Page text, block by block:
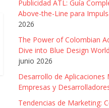
Publicidad ATL: Guía
Above-the-Line para
2026
The Power of Colombian
Dive into Blue Design
junio 2026
Desarrollo de Aplicaciones
Empresas y
Tendencias de Marketing: